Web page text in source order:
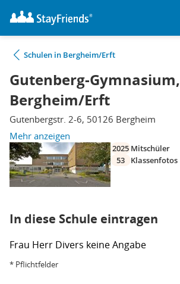
Schulen in Bergheim/Erft
Gutenberg-Gymnasium,
Bergheim/Erft
Gutenbergstr. 2-6, 50126 Bergheim
Mehr anzeigen
2025 Mitschüler
53
Klassenfotos
In diese Schule eintragen
Frau Herr Divers keine Angabe
* Pflichtfelder